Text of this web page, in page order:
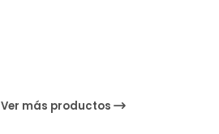
Ver más productos